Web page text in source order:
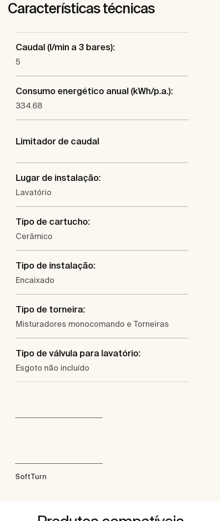
Características técnicas
Caudal (l/min a 3 bares):
5
Consumo energético anual (kWh/p.a.):
334.68
Limitador de caudal
Lugar de instalação:
Lavatório
Tipo de cartucho:
Cerâmico
Tipo de instalação:
Encaixado
Tipo de torneira:
Misturadores monocomando e Torneiras
Tipo de válvula para lavatório:
Esgoto não incluído
SoftTurn